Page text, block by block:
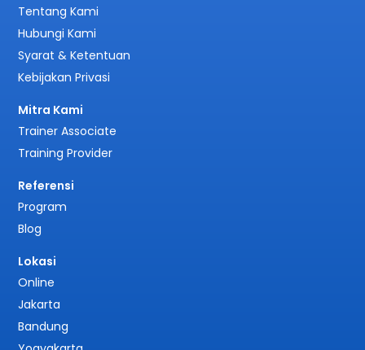
Tentang Kami
Hubungi Kami
Syarat & Ketentuan
Kebijakan Privasi
Mitra Kami
Trainer Associate
Training Provider
Referensi
Program
Blog
Lokasi
Online
Jakarta
Bandung